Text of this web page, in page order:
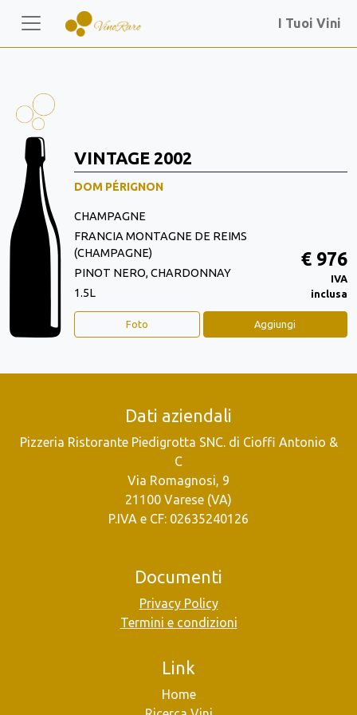
I Tuoi Vini
VINTAGE 2002
DOM PÉRIGNON
CHAMPAGNE
FRANCIA MONTAGNE DE REIMS
(CHAMPAGNE)
PINOT NERO, CHARDONNAY
1.5L
€ 976
IVA
inclusa
Foto Aggiungi
Dati aziendali
Pizzeria Ristorante Piedigrotta SNC. di Cioffi Antonio &
C
Via Romagnosi, 9
21100 Varese (VA)
P.IVA e CF: 02635240126
Documenti
Privacy Policy
Termini e condizioni
Link
Home